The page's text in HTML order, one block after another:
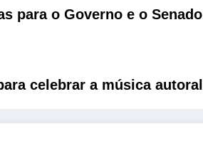
para o Governo e o
celebrar a música